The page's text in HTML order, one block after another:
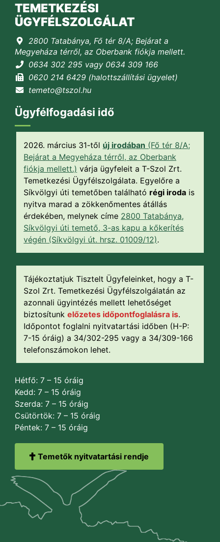
TEMETKEZÉSI
ÜGYFÉLSZOLGÁLAT
2800 Tatabánya, Fő tér 8/A; Bejárat a
Megyeháza térről, az Oberbank fiókja mellett.
0634 302 295 vagy 0634 309 166
0620 214 6429 (halottszállítási ügyelet)
temeto@tszol.hu
Ügyfélfogadási idő
2026. március 31-től új irodában (Fő tér 8/A;
Bejárat a Megyeháza térről, az Oberbank
fiókja mellett.) várja ügyfeleit a T-Szol Zrt.
Temetkezési Ügyfélszolgálata. Egyelőre a
Síkvölgyi úti temetőben található régi iroda is
nyitva marad a zökkenőmentes átállás
érdekében, melynek címe 2800 Tatabánya,
Síkvölgyi úti temető, 3-as kapu a kőkerítés
végén (Síkvölgyi út. hrsz. 01009/12).
Tájékoztatjuk Tisztelt Ügyfeleinket, hogy a T-
Szol Zrt. Temetkezési Ügyfélszolgálatán az
azonnali ügyintézés mellett lehetőséget
biztosítunk előzetes időpontfoglalásra is.
Időpontot foglalni nyitvatartási időben (H-P:
7-15 óráig) a 34/302-295 vagy a 34/309-166
telefonszámokon lehet.
Hétfő: 7 – 15 óráig
Kedd: 7 – 15 óráig
Szerda: 7 – 15 óráig
Csütörtök: 7 – 15 óráig
Péntek: 7 – 15 óráig
Temetők nyitvatartási rendje